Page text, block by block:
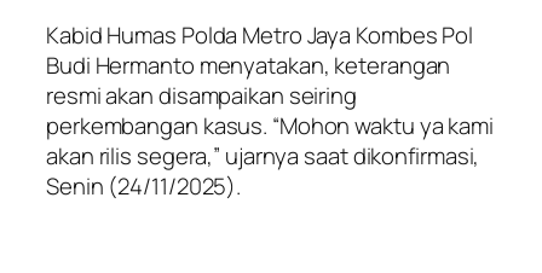
Kabid Humas Polda Metro Jaya Kombes Pol
Budi Hermanto menyatakan, keterangan
resmi akan disampaikan seiring
perkembangan kasus. “Mohon waktu ya kami
akan rilis segera,” ujarnya saat dikonfirmasi,
Senin (24/11/2025).